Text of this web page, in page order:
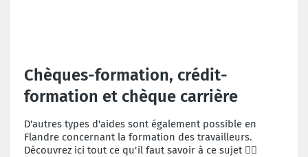
Chèques-formation, crédit-
formation et chèque carrière
D'autres types d'aides sont également possible en
Flandre concernant la formation des travailleurs.
Découvrez ici tout ce qu'il faut savoir à ce sujet 👇🏻